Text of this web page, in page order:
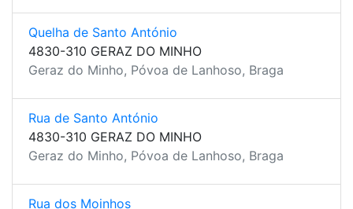
Quelha de Santo António
4830-310 GERAZ DO MINHO
Geraz do Minho, Póvoa de Lanhoso, Braga
Rua de Santo António
4830-310 GERAZ DO MINHO
Geraz do Minho, Póvoa de Lanhoso, Braga
Rua dos Moinhos